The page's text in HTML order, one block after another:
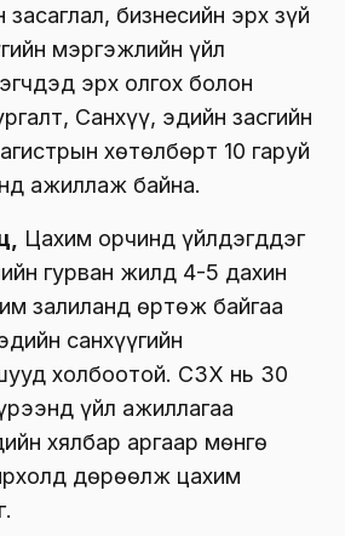
бизнесийн эрх зүй
мэргэжлийн үйл
эрх олгох болон
Санхүү, эдийн засгийн
хөтөлбөрт 10 гаруй
ажиллаж байна.
Цахим орчинд үйлдэгддэг
гурван жилд 4-5 дахин
залиланд өртөж байгаа
санхүүгийн
холбоотой. СЗХ нь 30
үйл ажиллагаа
хялбар аргаар мөнгө
дөрөөлж цахим